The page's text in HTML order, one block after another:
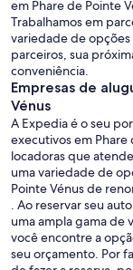
em Phare de Pointe
Trabalhamos em
variedade de opções
parceiros, sua
conveniência.
Empresas de
Vénus
A Expedia é o seu
executivos em Phare
locadoras que
uma variedade de
Pointe Vénus de
. Ao reservar seu
uma ampla gama de
você encontre a
seu orçamento. Por